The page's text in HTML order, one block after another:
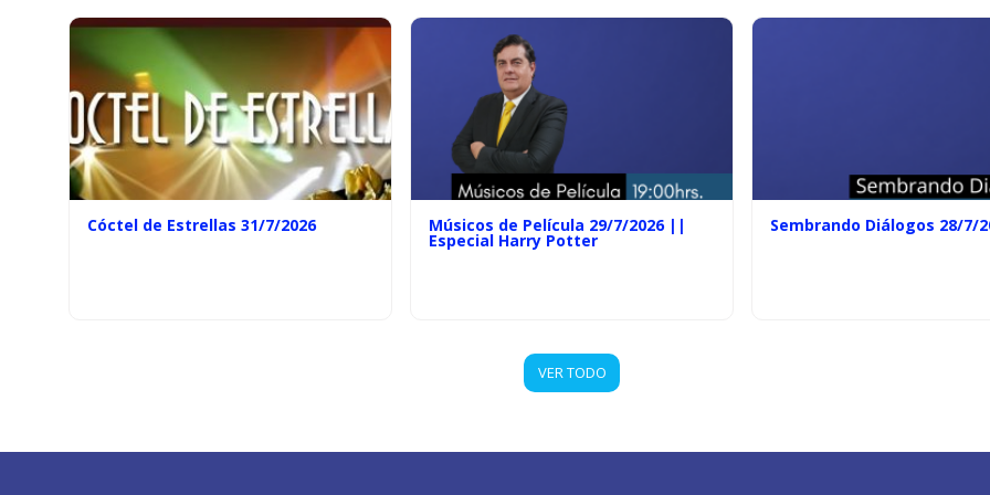
Cóctel de Estrellas 31/7/2026 Músicos de Película 29/7/2026 ||
Especial Harry Potter
Sembrando Diálogos 28/7/
VER TODO